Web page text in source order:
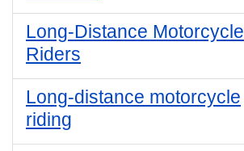
Long-Distance Motorcycle
Riders
Long-distance motorcycle
riding